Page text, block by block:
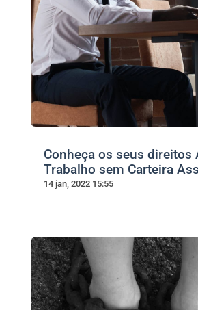
Conheça os seus direitos
Trabalho sem Carteira
14 jan, 2022 15:55